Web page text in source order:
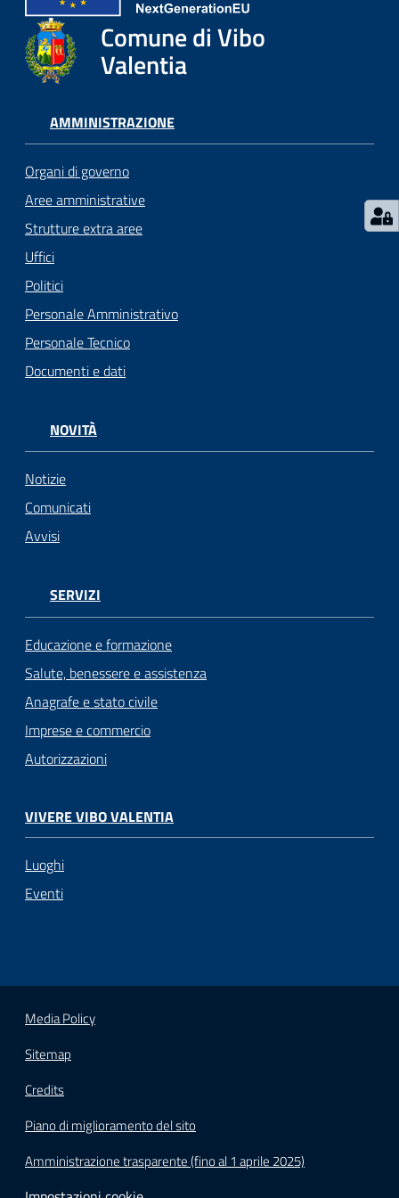
argomenti... Comune di Vibo
Valentia
AMMINISTRAZIONE
Organi di governo
Aree amministrative
Strutture extra aree
Uffici
Politici
Personale Amministrativo
Personale Tecnico
Documenti e dati
NOVITÀ
Notizie
Comunicati
Avvisi
SERVIZI
Educazione e formazione
Salute, benessere e assistenza
Anagrafe e stato civile
Imprese e commercio
Autorizzazioni
VIVERE VIBO VALENTIA
Luoghi
Eventi
Media Policy
Sitemap
Credits
Piano di miglioramento del sito
Amministrazione trasparente (fino al 1 aprile 2025)